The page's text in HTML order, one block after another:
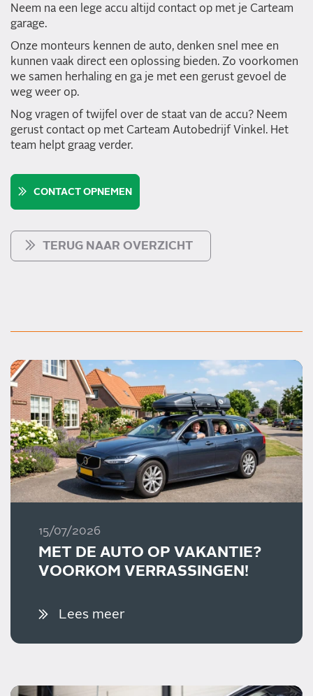
Neem na een lege accu altijd contact op met je Carteam
garage.
Onze monteurs kennen de auto, denken snel mee en
kunnen vaak direct een oplossing bieden. Zo voorkomen
we samen herhaling en ga je met een gerust gevoel de
weg weer op.
Nog vragen of twijfel over de staat van de accu? Neem
gerust contact op met Carteam Autobedrijf Vinkel. Het
team helpt graag verder.
CONTACT OPNEMEN
TERUG NAAR OVERZICHT
15/07/2026
MET DE AUTO OP VAKANTIE?
VOORKOM VERRASSINGEN!
Lees meer